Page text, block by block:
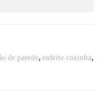
de parede,enfeite cozinha,